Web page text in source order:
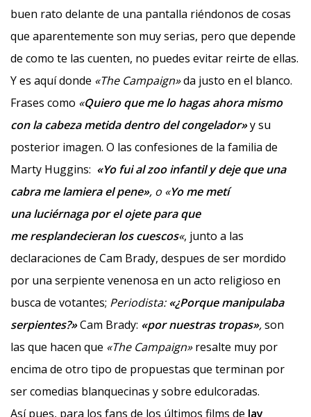
buen rato delante de una pantalla riéndonos de cosas
que aparentemente son muy serias, pero que depende
de como te las cuenten, no puedes evitar reirte de ellas.
Y es aquí donde «The Campaign»da justo en el blanco.
Frases como «Quiero que me lo hagas ahora mismo
con la cabeza metida dentro del congelador»y su
posterior imagen. O las confesiones de la familia de
Marty Huggins: «Yo fui al zoo infantil y deje que una
cabra me lamiera el pene», o «Yo me metí
una luciérnaga por el ojete para que
me resplandecieran los cuescos«, junto a las
declaraciones de Cam Brady, despues de ser mordido
por una serpiente venenosa en un acto religioso en
busca de votantes; Periodista:«¿Porque manipulaba
serpientes?»Cam Brady: «por nuestras tropas»,son
las que hacen que «The Campaign»resalte muy por
encima de otro tipo de propuestas que terminan por
ser comedias blanquecinas y sobre edulcoradas.
Así pues, para los fans de los últimos films de Jay